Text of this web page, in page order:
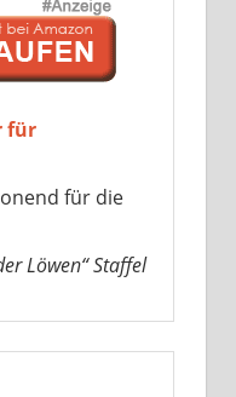
für
für die
Löwen“ Staffel